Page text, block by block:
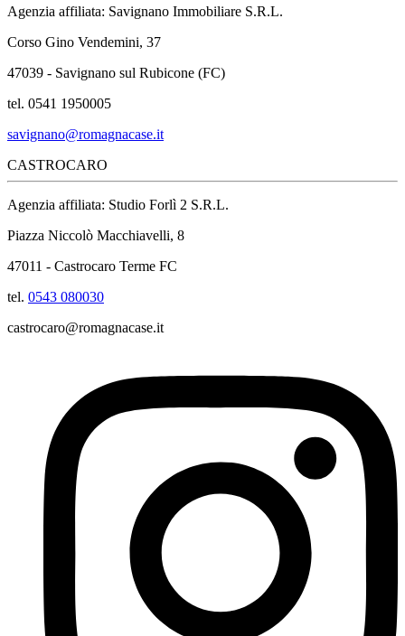
Agenzia affiliata: Savignano Immobiliare S.R.L.
Corso Gino Vendemini, 37
47039 - Savignano sul Rubicone (FC)
tel. 0541 1950005
savignano@romagnacase.it
CASTROCARO
Agenzia affiliata: Studio Forlì 2 S.R.L.
Piazza Niccolò Macchiavelli, 8
47011 - Castrocaro Terme FC
tel. 0543 080030
castrocaro@romagnacase.it